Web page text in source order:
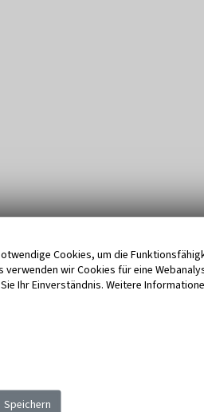
Cookies, um die
verwenden wir Cookies für eine
Ihr Einverständnis. Weitere
Speichern